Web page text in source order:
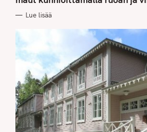
O
I
Lue lisää